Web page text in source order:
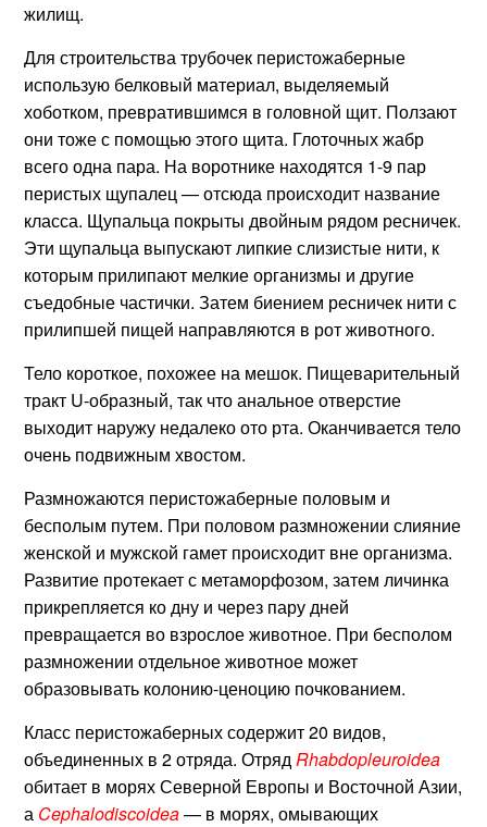
жилищ.
Для строительства трубочек перистожаберные
использую белковый материал, выделяемый
хоботком, превратившимся в головной щит. Ползают
они тоже с помощью этого щита. Глоточных жабр
всего одна пара. На воротнике находятся 1-9 пар
перистых щупалец — отсюда происходит название
класса. Щупальца покрыты двойным рядом ресничек.
Эти щупальца выпускают липкие слизистые нити, к
которым прилипают мелкие организмы и другие
съедобные частички. Затем биением ресничек нити с
прилипшей пищей направляются в рот животного.
Тело короткое, похожее на мешок. Пищеварительный
тракт U-образный, так что анальное отверстие
выходит наружу недалеко ото рта. Оканчивается тело
очень подвижным хвостом.
Размножаются перистожаберные половым и
бесполым путем. При половом размножении слияние
женской и мужской гамет происходит вне организма.
Развитие протекает с метаморфозом, затем личинка
прикрепляется ко дну и через пару дней
превращается во взрослое животное. При бесполом
размножении отдельное животное может
образовывать колонию-ценоцию почкованием.
Класс перистожаберных содержит 20 видов,
объединенных в 2 отряда. ОтрядRhabdopleuroidea
обитает в морях Северной Европы и Восточной Азии,
а Cephalodiscoidea— в морях, омывающих